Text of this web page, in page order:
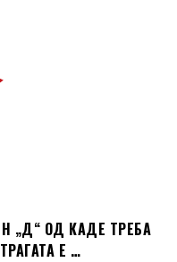
„Д“ ОД КАДЕ ТРЕБА
Е …